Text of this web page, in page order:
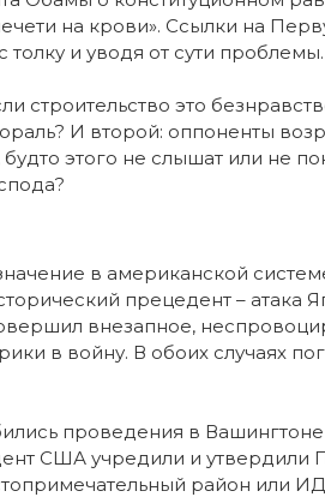
на крови». Ссылки на
и уводя от сути проблемы.
строительство это
И второй: оппоненты
этого не слышат или не
в американской
прецедент – атака
внезапное,
в войну. В обоих случаях
проведения в
США учредили и утвердили
район или